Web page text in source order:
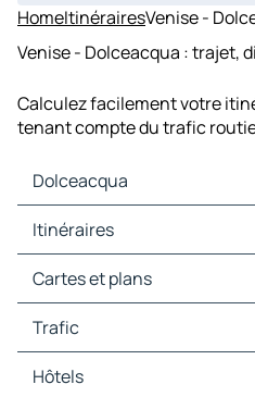
HomeItinérairesVenise -
Venise - Dolceacqua : trajet,
Calculez facilement votre
tenant compte du trafic
Dolceacqua
Dolceacqua Cartes et plans
Dolceacqua Trafic
Dolceacqua Hôtels
Dolceacqua Restaurants
Dolceacqua Stations-service
Itinéraires
Itinéraires Dolceacqua -
Itinéraires Dolceacqua -
Itinéraires Dolceacqua -
Itinéraires Dolceacqua -
Itinéraires Dolceacqua -
Itinéraires Dolceacqua -
Cartes et plans
Cartes et plans Sanremo
Cartes et plans Vintimille
Cartes et plans Menton
Cartes et plans Sospel
Trafic
Trafic Sanremo
Trafic Vintimille
Hôtels